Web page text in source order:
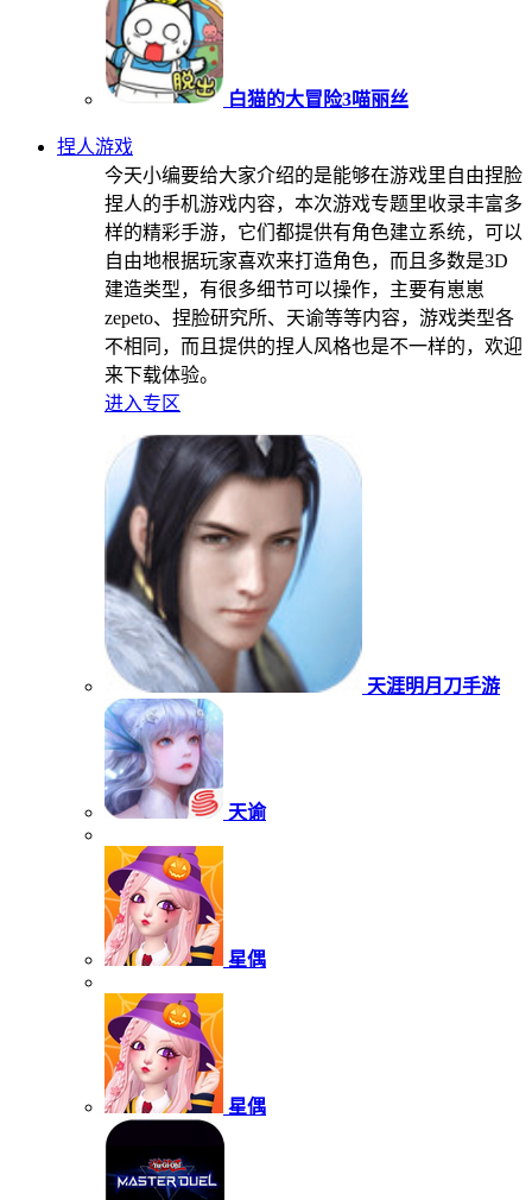
白猫的大冒险3喵丽丝
捏人游戏
今天小编要给大家介绍的是能够在游戏里自由捏脸
捏人的手机游戏内容，本次游戏专题里收录丰富多
样的精彩手游，它们都提供有角色建立系统，可以
自由地根据玩家喜欢来打造角色，而且多数是3D
建造类型，有很多细节可以操作，主要有崽崽
zepeto、捏脸研究所、天谕等等内容，游戏类型各
不相同，而且提供的捏人风格也是不一样的，欢迎
来下载体验。
进入专区
天涯明月刀手游
天谕
星偶
星偶